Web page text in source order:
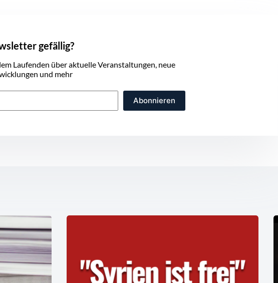
gefällig?
Laufenden über aktuelle Veranstaltungen, neue
und mehr
Abonnieren